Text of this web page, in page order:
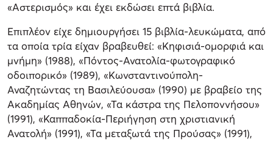
«Αστερισμός» και έχει εκδώσει επτά βιβλία.
Επιπλέον είχε δημιουργήσει 15 βιβλία-λευκώματα, από
τα οποία τρία είχαν βραβευθεί: «Κηφισιά-ομορφιά και
μνήμη» (1988), «Πόντος-Ανατολία-φωτογραφικό
οδοιπορικό» (1989), «Κωνσταντινούπολη-
Αναζητώντας τη Βασιλεύουσα» (1990) με βραβείο της
Ακαδημίας Αθηνών, «Τα κάστρα της Πελοποννήσου»
(1991), «Καππαδοκία-Περιήγηση στη χριστιανική
Ανατολή» (1991), «Τα μεταξωτά της Προύσας» (1991),